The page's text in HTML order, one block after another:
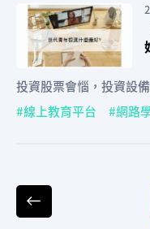
投資股票會惱，投資設
線上教育平台
網路